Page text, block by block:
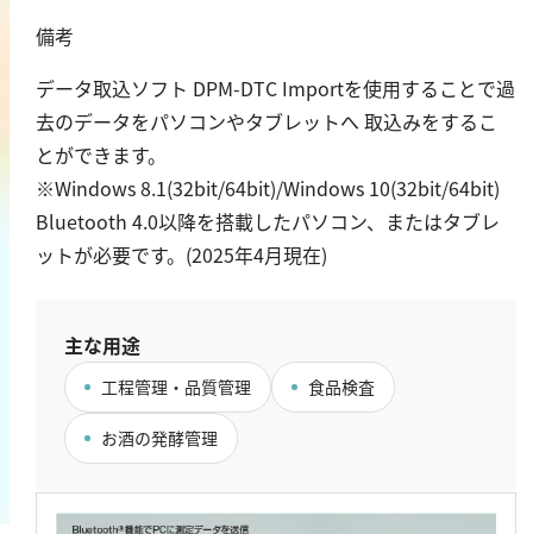
備考
データ取込ソフト DPM-DTC Importを使用することで過
去のデータをパソコンやタブレットへ 取込みをするこ
とができます。
※Windows 8.1(32bit/64bit)/Windows 10(32bit/64bit)
Bluetooth 4.0以降を搭載したパソコン、またはタブレ
ットが必要です。(2025年4月現在)
主な用途
工程管理・品質管理 食品検査
お酒の発酵管理
銀
クロム
鉄
銅
鉛
ニッケル
金属総量
有機汚濁
BOD
COD